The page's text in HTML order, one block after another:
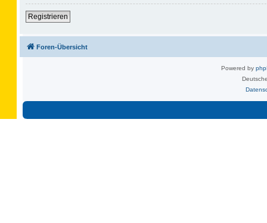
Registrieren
Foren-Übersicht
Powered by